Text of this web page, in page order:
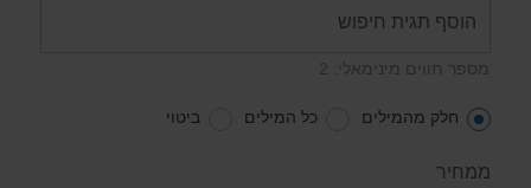
מספר תווים מינימאלי: 2
חלק מהמילים כל המילים ביטוי
ממחיר